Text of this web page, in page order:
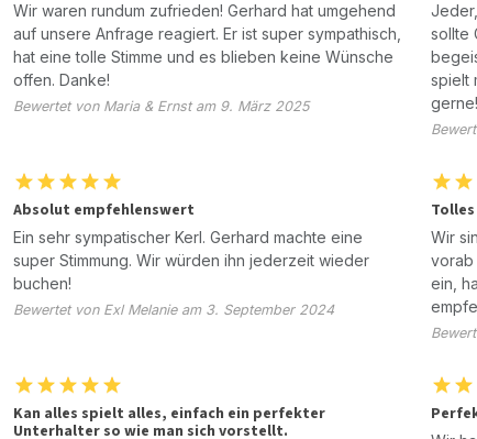
Wir waren rundum zufrieden! Gerhard hat umgehend
auf unsere Anfrage reagiert. Er ist super sympathisch,
hat eine tolle Stimme und es blieben keine Wünsche
offen. Danke!
Bewertet von Maria & Ernst am 9. März 2025
sollte
spielt
gerne!
Absolut empfehlenswert
Ein sehr sympatischer Kerl. Gerhard machte eine
super Stimmung. Wir würden ihn jederzeit wieder
buchen!
Bewertet von Exl Melanie am 3. September 2024
Wir
vorab
ein,
Kan alles spielt alles, einfach ein perfekter
Unterhalter so wie man sich vorstellt.